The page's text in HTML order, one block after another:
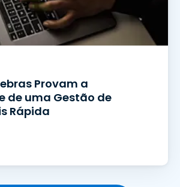
Provam a
de uma Gestão de
Rápida